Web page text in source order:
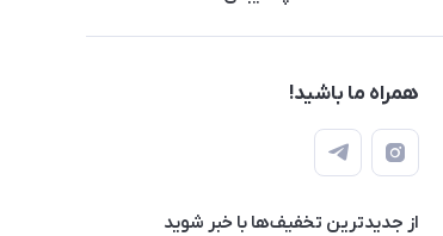
همراه ما باشید!
از جدید‌ترین تخفیف‌ها با‌ خبر شوید